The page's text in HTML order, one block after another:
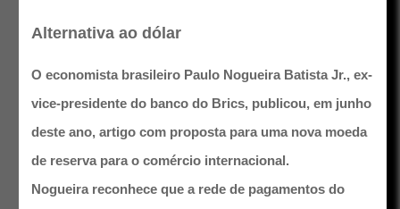
Alternativa ao dólar
O economista brasileiro Paulo Nogueira Batista Jr., ex-
vice-presidente do banco do Brics, publicou, em junho
deste ano, artigo com proposta para uma nova moeda
de reserva para o comércio internacional.
Nogueira reconhece que a rede de pagamentos do